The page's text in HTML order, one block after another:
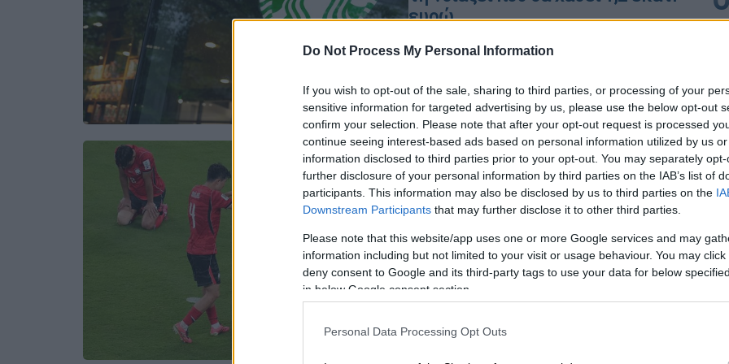
Do Not Process My Personal Information
If you wish to opt-out of the sale, sharing to third parties, or processing of your
sensitive information for targeted advertising by us, please use the below opt-out
confirm your selection. Please note that after your opt-out request is processed
continue seeing interest-based ads based on personal information utilized by us
information disclosed to third parties prior to your opt-out. You may separately
further disclosure of your personal information by third parties on the IAB’s list of
participants. This information may also be disclosed by us to third parties on the
Downstream Participants that may further disclose it to other third parties.
Please note that this website/app uses one or more Google services and may
information including but not limited to your visit or usage behaviour. You may
deny consent to Google and its third-party tags to use your data for below
in below Google consent section.
Personal Data Processing Opt Outs
ευρώ
Ο λόγος που το προσωπικό θα
παρακολουθήσει υποχρεωτικά
μαθήματα ιστορίας
Αθλητισμός|12.06.2026 07:50
Νότια Κορέα - Τσεχία 2-1 -
Highlights Μουντιάλ 2026
Τα γκολ και οι καλύτερες φάσεις της
αναμέτρησης